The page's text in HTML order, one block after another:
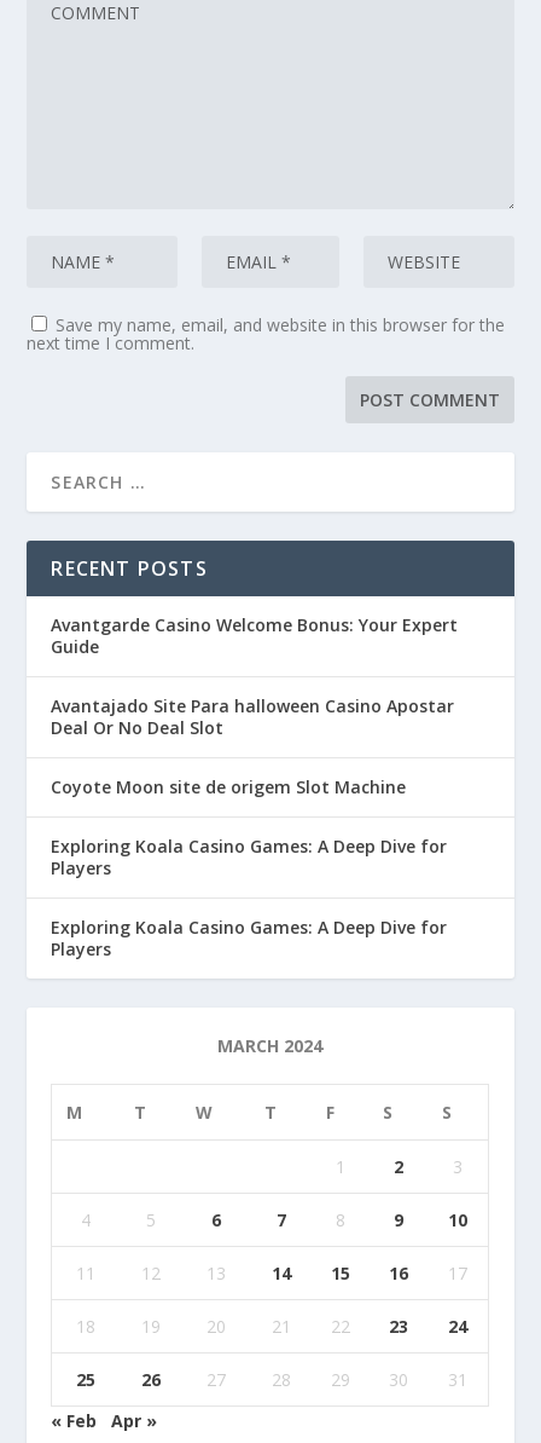
Save my name, email, and website in this browser for the
next time I comment.
RECENT POSTS
Avantgarde Casino Welcome Bonus: Your Expert
Guide
Avantajado Site Para halloween Casino Apostar
Deal Or No Deal Slot
Coyote Moon site de origem Slot Machine
Exploring Koala Casino Games: A Deep Dive for
Players
Exploring Koala Casino Games: A Deep Dive for
Players
MARCH 2024
M T W T F S S
1 2 3
4 5 6 7 8 9 10
11 12 13 14 15 16 17
18 19 20 21 22 23 24
25 26 27 28 29 30
31
« Feb
Apr »